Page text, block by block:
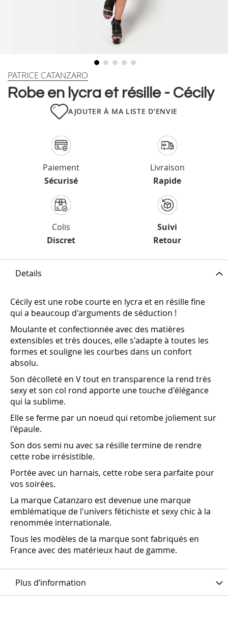
Skip
theRobe en lycra et résille - Cécily
PATRICE CATANZARO
AJOUTER À MA LISTE D’ENVIE
Paiement
Sécurisé
Livraison
Rapide
Colis
Discret
Suivi
Retour
Details
Cécily est une robe courte en lycra et en résille fine
qui a beaucoup d'arguments de séduction !
Moulante et confectionnée avec des matières
extensibles et très douces, elle s'adapte à toutes les
formes et souligne les courbes dans un confort
absolu.
Son décolleté en V tout en transparence la rend très
sexy et son col rond apporte une touche d'élégance
qui la sublime.
Elle se ferme par un noeud qui retombe joliement sur
l'épaule.
Son dos semi nu avec sa résille termine de rendre
cette robe irrésistible.
Portée avec un harnais, cette robe sera parfaite pour
vos soirées.
La marque Catanzaro est devenue une marque
emblématique de l'univers fétichiste et sexy chic à la
renommée internationale.
Tous les modèles de la marque sont fabriqués en
France avec des matérieux haut de gamme.
Plus d’information